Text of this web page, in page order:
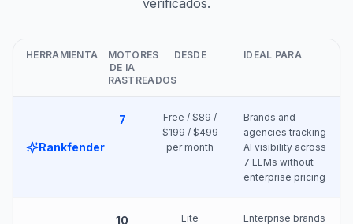
verificados.
HERRAMIENTA
MOTORES
DE IA
RASTREADOS
DESDE IDEAL PARA
Rankfender
7
Free / $89 /
$199 / $499
per month
Brands and
agencies tracking
AI visibility across
7 LLMs without
enterprise pricing
10
Lite
Enterprise brands